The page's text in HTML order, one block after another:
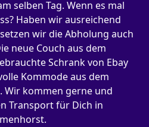
selben Tag. Wenn es mal
Haben wir ausreichend
wir die Abholung auch
neue Couch aus dem
Schrank von Ebay
Kommode aus dem
Wir kommen gerne und
Transport für Dich in